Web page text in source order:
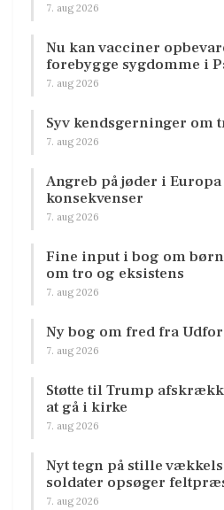
7. aug 2026
Nu kan vacciner
forebygge sygdomme i
7. aug 2026
Syv kendsgerninger om
7. aug 2026
Angreb på jøder i
konsekvenser
7. aug 2026
Fine input i bog om
om tro og eksistens
7. aug 2026
Ny bog om fred fra
7. aug 2026
Støtte til Trump
at gå i kirke
7. aug 2026
Nyt tegn på stille
soldater opsøger
7. aug 2026